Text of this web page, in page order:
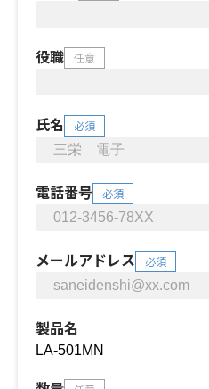
役職 任意
氏名 必須
電話番号 必須
メールアドレス 必須
製品名